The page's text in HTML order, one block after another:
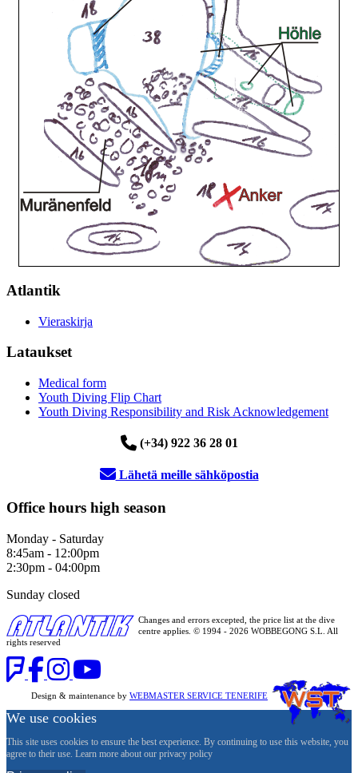
Atlantik
Vieraskirja
Lataukset
Medical form
Youth Diving Flip Chart
Youth Diving Responsibility and Risk Acknowledgement
(+34) 922 36 28 01
Lähetä meille sähköpostia
Office hours high season
Monday - Saturday
8:45am - 12:00pm
2:30pm - 04:00pm
Sunday closed
Changes and errors excepted, the price list at the dive
centre applies. © 1994 - 2026 WOBBEGONG S.L. All
rights reserved
Design & maintenance by WEBMASTER SERVICE TENERIFE
We use cookies
This site uses cookies to ensure the best experience. By continuing to use this website, you
agree to their use. Learn more about our privacy policy